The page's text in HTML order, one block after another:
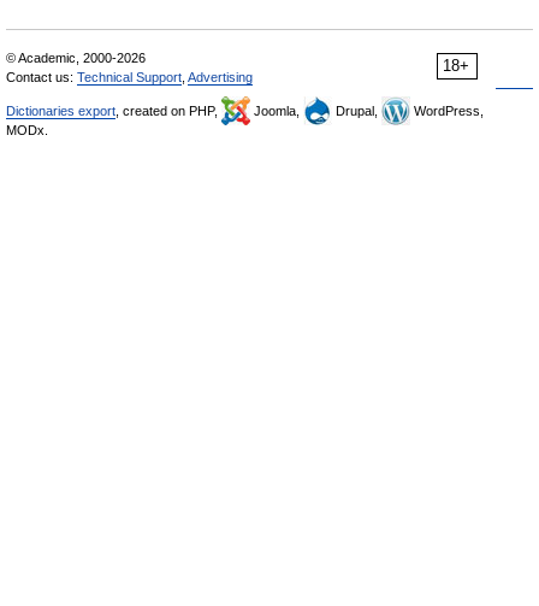
18+
© Academic, 2000-2026
Contact us: Technical Support Advertising
Dictionaries export , created on PHP, Joomla, Drupal,
WordPress,
MODx.